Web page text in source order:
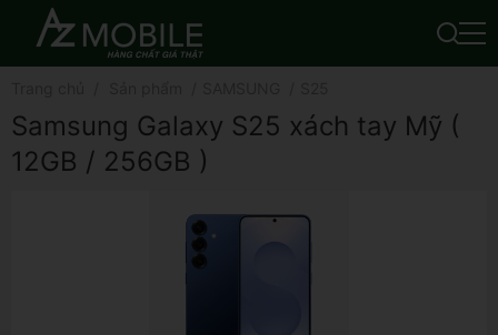
Samsung Galaxy S25 xách tay Mỹ (
12GB / 256GB )